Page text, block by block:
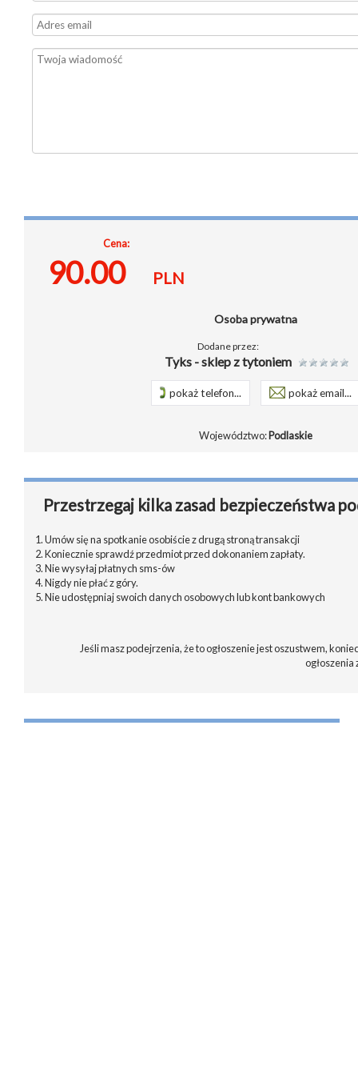
Cena:
90.00 PLN
Osoba prywatna
Dodane przez:
Tyks - sklep z tytoniem
pokaż telefon... pokaż email...
Województwo:Podlaskie
Przestrzegaj kilka zasad bezpieczeństwa
1. Umów się na spotkanie osobiście z drugą stroną transakcji
2. Koniecznie sprawdź przedmiot przed dokonaniem zapłaty.
3. Nie wysyłaj płatnych sms-ów
4. Nigdy nie płać z góry.
5. Nie udostępniaj swoich danych osobowych lub kont bankowych
Jeśli masz podejrzenia, że to ogłoszenie jest oszustwem,